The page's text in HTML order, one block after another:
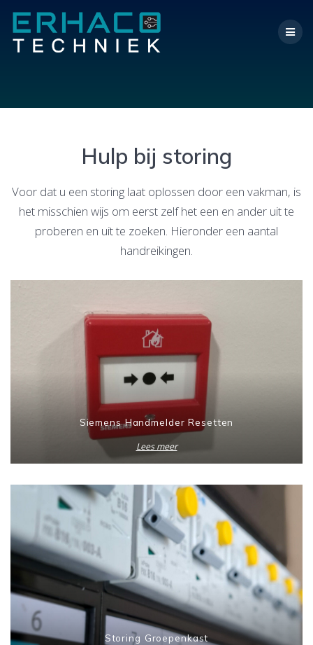
naar
de
inhoud
Hulp bij storing
Voor dat u een storing laat oplossen door een vakman, is
het misschien wijs om eerst zelf het een en ander uit te
proberen en uit te zoeken. Hieronder een aantal
handreikingen.
Siemens Handmelder Resetten
Lees meer
Storing Groepenkast